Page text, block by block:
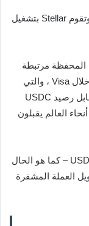
إن Circle هي الشركة التي تقف وراء USDC ، وتقوم Stellar بتشغيل
مرتبطة
بنوع من بطاقات الخصم ، التي يتم تقديمها من خلال Visa ، والتي
يمكن أن تمنح العملاء “طريقة سلسة للإنفاق مقابل رصيد USDC
جميع أنحاء العالم يقبلون
هذا لا يعني أنهم يستطيعون الدفع فعليًا بعملة USDC – كما هو الحال
العملة المشفرة